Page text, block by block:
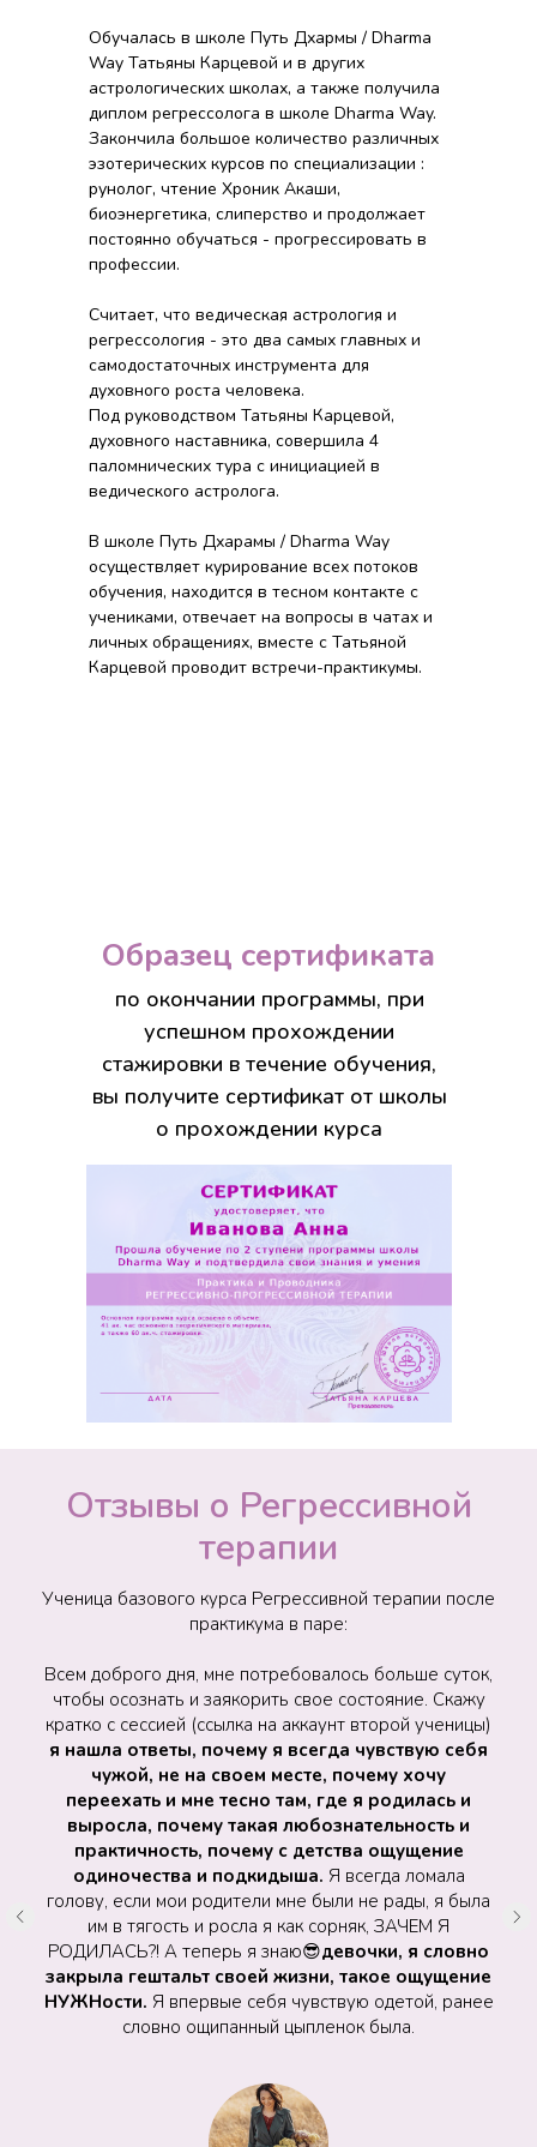
Обучалась в школе Путь Дхармы / Dharma
Way Татьяны Карцевой и в других
астрологических школах, а также получила
диплом регрессолога в школе Dharma Way.
Закончила большое количество различных
эзотерических курсов по специализации :
рунолог, чтение Хроник Акаши,
биоэнергетика, слиперство и продолжает
постоянно обучаться - прогрессировать в
профессии.
Считает, что ведическая астрология и
регрессология - это два самых главных и
самодостаточных инструмента для
духовного роста человека.
Под руководством Татьяны Карцевой,
духовного наставника, совершила 4
паломнических тура с инициацией в
ведического астролога.
В школе Путь Дхарамы / Dharma Way
осуществляет курирование всех потоков
обучения, находится в тесном контакте с
учениками, отвечает на вопросы в чатах и
личных обращениях, вместе с Татьяной
Карцевой проводит встречи-практикумы.
по окончании программы, при
успешном прохождении
стажировки в течение обучения,
вы получите сертификат от школы
о прохождении курса
Образец сертификата
Отзывы о Регрессивной
терапии
Ученица базового курса Регрессивной терапии после
практикума в паре:
Всем доброго дня, мне потребовалось больше суток,
чтобы осознать и заякорить свое состояние. Скажу
кратко с сессией (ссылка на аккаунт второй ученицы)
я нашла ответы, почему я всегда чувствую себя
чужой, не на своем месте, почему хочу
переехать и мне тесно там, где я родилась и
выросла, почему такая любознательность и
практичность, почему с детства ощущение
одиночества и подкидыша. Я всегда ломала
голову, если мои родители мне были не рады, я была
им в тягость и росла я как сорняк, ЗАЧЕМ Я
РОДИЛАСЬ?! А теперь я знаю😎девочки, я словно
закрыла гештальт своей жизни, такое ощущение
НУЖНости. Я впервые себя чувствую одетой, ранее
словно ощипанный цыпленок была.